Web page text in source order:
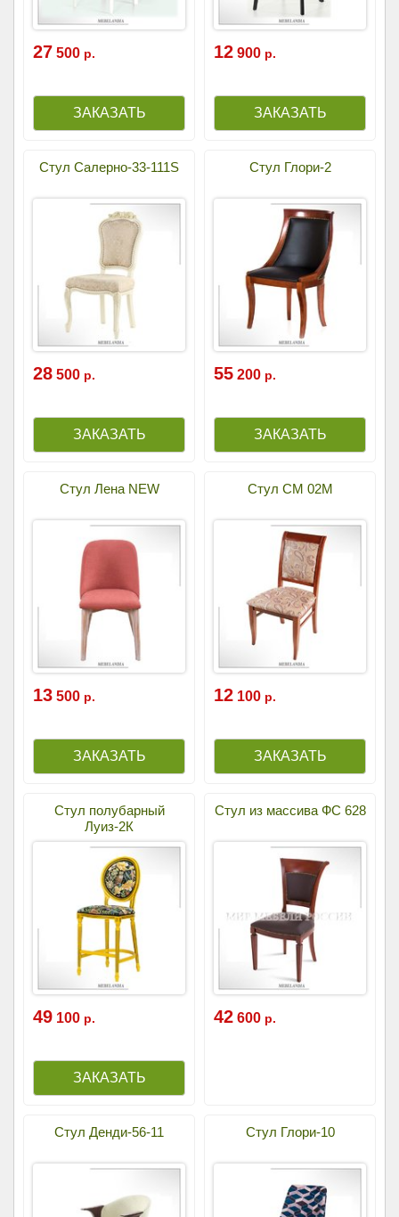
27 500 р. 12 900 р.
Стул Салерно-33-111S
28 500 р.
Стул Глори-2
55 200 р.
Стул Лена NEW
13 500 р.
Стул СМ 02М
12 100 р.
Стул полубарный
Луиз-2К
49 100 р.
Стул из массива ФС 628
42 600 р.
Стул Денди-56-11 Стул Глори-10